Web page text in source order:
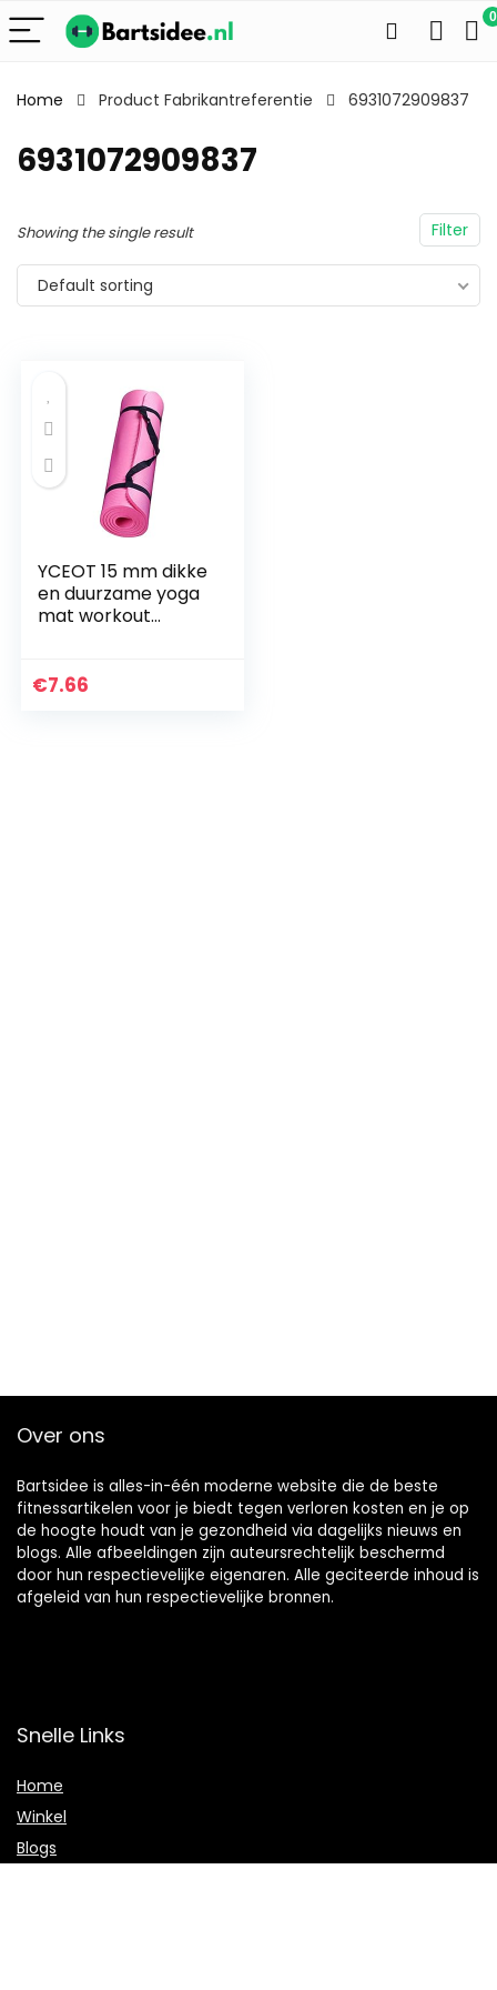
0
Home Product Fabrikantreferentie 6931072909837
6931072909837
Filter
Showing the single result
Default sorting
YCEOT 15 mm dikke
en duurzame yoga
mat workout
gymnastiekmatten
€7.66
Over ons
Bartsidee is alles-in-één moderne website die de beste
fitnessartikelen voor je biedt tegen verloren kosten en je op
de hoogte houdt van je gezondheid via dagelijks nieuws en
blogs. Alle afbeeldingen zijn auteursrechtelijk beschermd
door hun respectievelijke eigenaren. Alle geciteerde inhoud is
afgeleid van hun respectievelijke bronnen.
Snelle Links
Home
Winkel
Blogs